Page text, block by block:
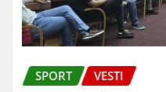
SPORT VESTI